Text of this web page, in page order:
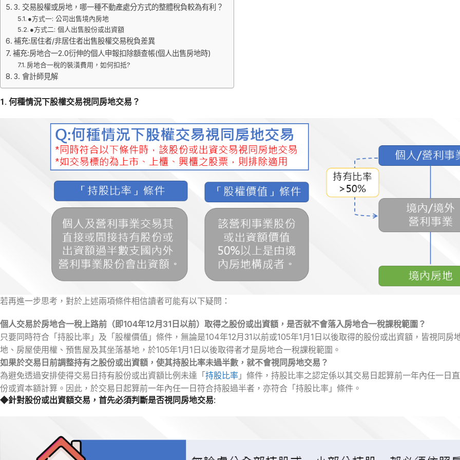
3. 交易股權或房地，哪一種不動產處分方式的整體稅負較為有利？
●方式一: 公司出售境內房地
●方式二: 個人出售股份或出資額
補充:居住者/非居住者出售股權交易稅負差異
補充:房地合一2.0衍伸的個人申報扣除額查帳(個人出售房地時)
房地合一稅的裝潢費用，如何扣抵?
3. 會計師見解
1. 何種情況下股權交易視同房地交易？
若再進一步思考，對於上述兩項條件相信讀者可能有以下疑問：
個人交易於房地合一稅上路前（即104年12月31日以前）取得之股份或出資額，是否就不會落入房地合一稅課稅範圍？
只要同時符合「持股比率」及「股權價值」條件，無論是104年12月31以前或105年1月1日以後取得的股份或出資額，皆視同房
地、房屋使用權、預售屋及其坐落基地，於105年1月1日以後取得者才是房地合一稅課稅範圍。
如果於交易日前調整持有之股份或出資額，使其持股比率未過半數，就不會視同房地交易？
為避免透過安排使得交易日持有股份或出資額比例未達「持股比率 」條件，持股比率之認定係以其交易日起算前一年內任一日
份或資本額計算。因此，於交易日起算前一年內任一日符合持股過半者，亦符合「持股比率」條件。
◆針對股份或出資額交易，首先必須判斷是否視同房地交易: